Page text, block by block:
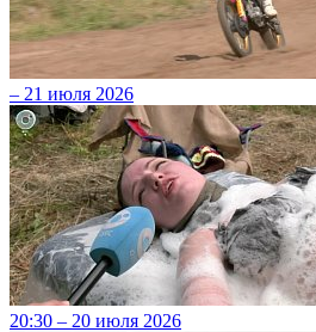
– 21 июля 2026
20:30 – 20 июля 2026